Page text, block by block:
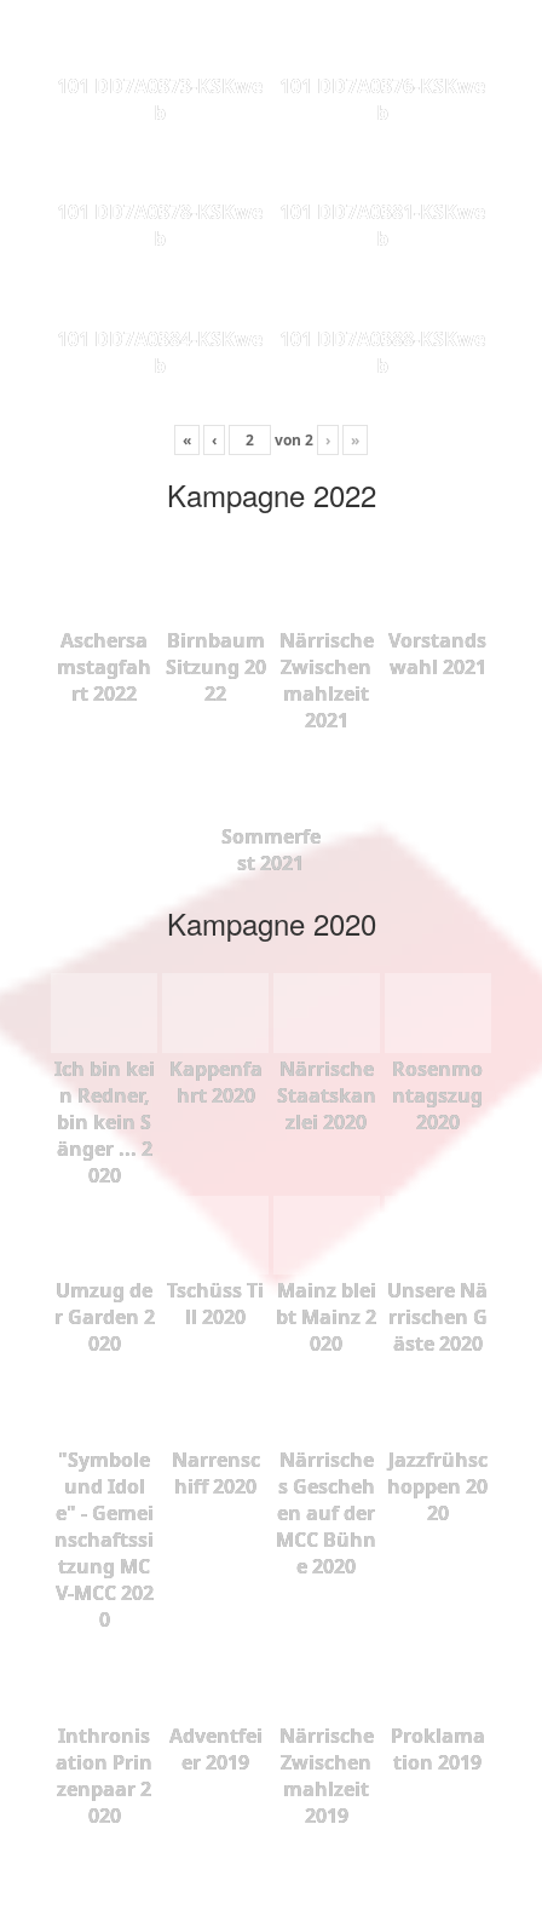
101 DD7A0373-KSKwe
b
101 DD7A0376-KSKwe
b
101 DD7A0378-KSKwe
b
101 DD7A0381-KSKwe
b
101 DD7A0384-KSKwe
b
101 DD7A0388-KSKwe
b
« ‹ von 2 › »
Kampagne 2022
Aschersa
mstagfah
rt 2022
Birnbaum
Sitzung 20
22
Närrische
Zwischen
mahlzeit
2021
Vorstands
wahl 2021
Sommerfe
st 2021
Kampagne 2020
Ich bin kei
n Redner,
bin kein S
änger ... 2
020
Kappenfa
hrt 2020
Närrische
Staatskan
zlei 2020
Rosenmo
ntagszug
2020
Umzug de
r Garden 2
020
Tschüss Ti
ll 2020
Mainz blei
bt Mainz 2
020
Unsere Nä
rrischen G
äste 2020
"Symbole
und Idol
e" - Gemei
nschaftssi
tzung MC
V-MCC 202
0
Narrensc
hiff 2020
Närrische
s Gescheh
en auf der
MCC Bühn
e 2020
Jazzfrühsc
hoppen 20
20
Inthronis
ation Prin
zenpaar 2
020
Adventfei
er 2019
Närrische
Zwischen
mahlzeit
2019
Proklama
tion 2019